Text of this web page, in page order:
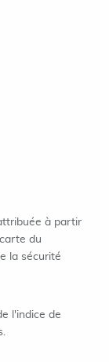
à partir
du
la sécurité
l'indice de